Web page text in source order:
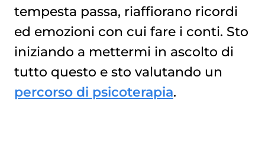
tempesta passa, riaffiorano ricordi
ed emozioni con cui fare i conti. Sto
iniziando a mettermi in ascolto di
tutto questo e sto valutando un
percorso di psicoterapia.